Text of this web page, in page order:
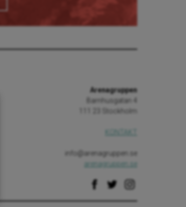
Arenagruppen
Barnhusgatan 4
111 23 Stockholm
info@arenagruppen.se
arenagruppen.se